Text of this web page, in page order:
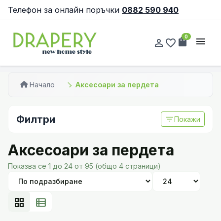
Телефон за онлайн поръчки 0882 590 940
person_outline favorite_border shopping_bag
0 menu
Начало Аксесоари за пердета
Филтри filter_listПокажи
Аксесоари за пердета
Показва се 1 до 24 от 95 (общо 4 страници)
grid_view view_list